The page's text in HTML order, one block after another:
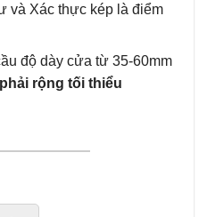
và Xác thực kép là điểm
độ dày cửa từ 35-60mm
rộng tối thiểu